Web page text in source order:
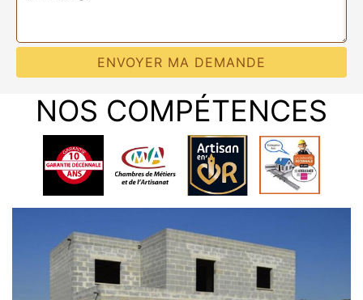
NOS COMPÉTENCES